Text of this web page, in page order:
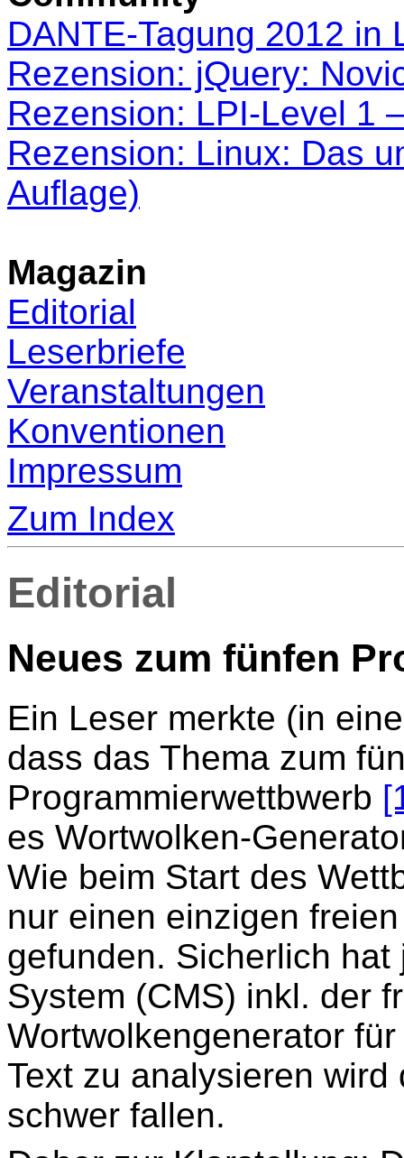
DANTE-Tagung 2012 in
Rezension: jQuery:
Rezension: LPI-Level 1
Rezension: Linux: Das
Auflage)
Magazin
Editorial
Leserbriefe
Veranstaltungen
Konventionen
Impressum
Zum Index
Editorial
Neues zum fünfen
Ein Leser merkte (in
dass das Thema zum
Programmierwettbwerb
es Wortwolken-
Wie beim Start des
nur einen einzigen
gefunden. Sicherlich
System (CMS) inkl. der
Wortwolkengenerator
Text zu analysieren
schwer fallen.